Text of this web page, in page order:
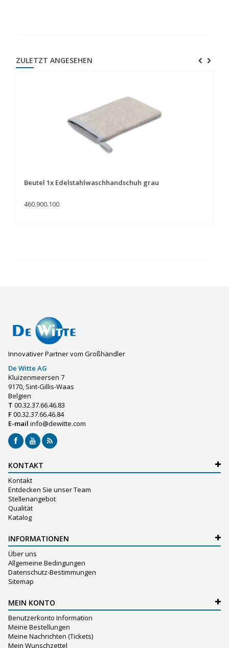
ZULETZT ANGESEHEN
Beutel 1x Edelstahlwaschhandschuh grau
460.900.100
Innovativer Partner vom Großhändler
De Witte AG
Kluizenmeersen 7
9170, Sint-Gillis-Waas
Belgien
T 00.32.37.66.46.83
F00.32.37.66.46.84
E-mail info@dewitte.com
KONTAKT
Kontakt
Entdecken Sie unser Team
Stellenangebot
Qualität
Katalog
INFORMATIONEN
Über uns
Allgemeine Bedingungen
Datenschutz-Bestimmungen
Sitemap
MEIN KONTO
Benutzerkonto Information
Meine Bestellungen
Meine Nachrichten (Tickets)
Mein Wunschzettel